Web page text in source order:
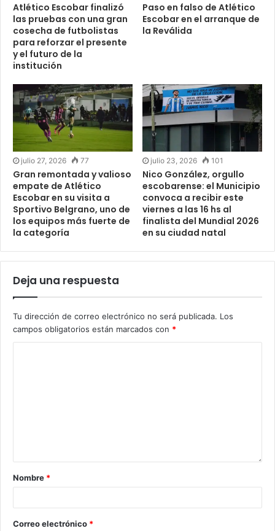
Atlético Escobar finalizó
las pruebas con una gran
cosecha de futbolistas
para reforzar el presente
y el futuro de la
institución
Paso en falso de Atlético
Escobar en el arranque de
la Reválida
julio 27, 2026 77
Gran remontada y valioso
empate de Atlético
Escobar en su visita a
Sportivo Belgrano, uno de
los equipos más fuerte de
la categoría
julio 23, 2026 101
Nico González, orgullo
escobarense: el Municipio
convoca a recibir este
viernes a las 16 hs al
finalista del Mundial 2026
en su ciudad natal
Deja una respuesta
Tu dirección de correo electrónico no será publicada. Los
campos obligatorios están marcados con *
Nombre *
Correo electrónico *